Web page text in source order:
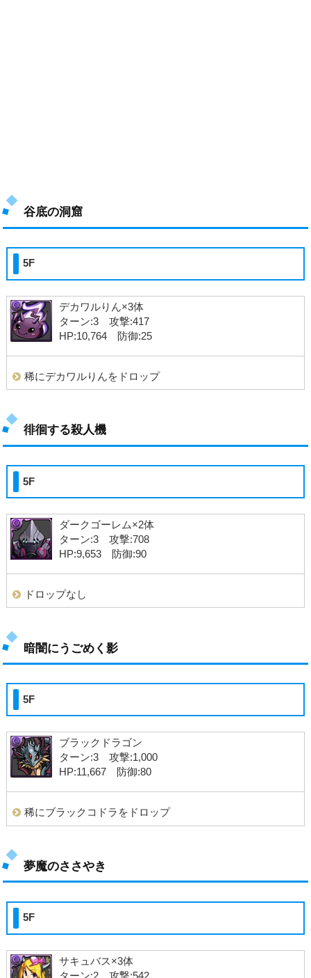
谷底の洞窟
5F
デカワルりん×3体
ターン:3 攻撃:417
HP:10,764 防御:25
稀にデカワルりんをドロップ
徘徊する殺人機
5F
ダークゴーレム×2体
ターン:3 攻撃:708
HP:9,653 防御:90
ドロップなし
暗闇にうごめく影
5F
ブラックドラゴン
ターン:3 攻撃:1,000
HP:11,667 防御:80
稀にブラックコドラをドロップ
夢魔のささやき
5F
サキュバス×3体
ターン:2 攻撃:542